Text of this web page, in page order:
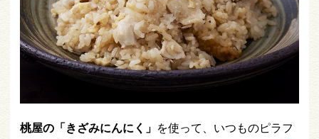
桃屋の「きざみにんにく」 を使って、いつものピラフ